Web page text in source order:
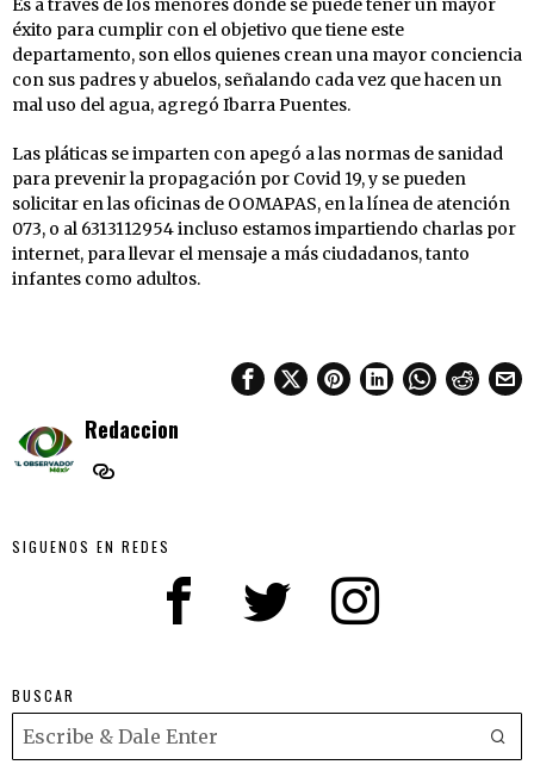
Es a través de los menores donde se puede tener un mayor
éxito para cumplir con el objetivo que tiene este
departamento, son ellos quienes crean una mayor conciencia
con sus padres y abuelos, señalando cada vez que hacen un
mal uso del agua, agregó Ibarra Puentes.
Las pláticas se imparten con apegó a las normas de sanidad
para prevenir la propagación por Covid 19, y se pueden
solicitar en las oficinas de OOMAPAS, en la línea de atención
073, o al 6313112954 incluso estamos impartiendo charlas por
internet, para llevar el mensaje a más ciudadanos, tanto
infantes como adultos.
Redaccion
SIGUENOS EN REDES
BUSCAR